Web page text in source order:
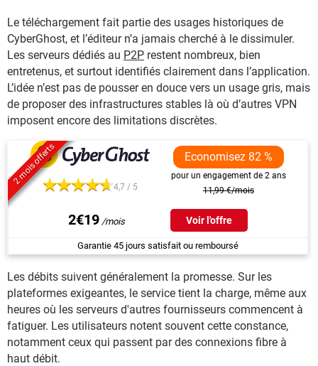
Le téléchargement fait partie des usages historiques de
CyberGhost, et l’éditeur n’a jamais cherché à le dissimuler.
Les serveurs dédiés au P2P restent nombreux, bien
entretenus, et surtout identifiés clairement dans l’application.
L’idée n’est pas de pousser en douce vers un usage gris, mais
de proposer des infrastructures stables là où d’autres VPN
imposent encore des limitations discrètes.
2 mois offerts
4,7 / 5
Economisez 82 %
pour un engagement de 2 ans
11,99 €/mois
2€19 Voir l'offre
Garantie 45 jours satisfait ou remboursé
Les débits suivent généralement la promesse. Sur les
plateformes exigeantes, le service tient la charge, même aux
heures où les serveurs d'autres fournisseurs commencent à
fatiguer. Les utilisateurs notent souvent cette constance,
notamment ceux qui passent par des connexions fibre à
haut débit.